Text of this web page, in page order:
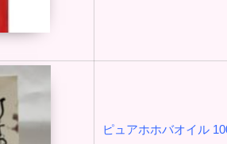
ピュアホホバオイル